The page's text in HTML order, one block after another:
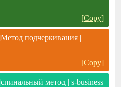
[Copy]
подчеркивания |
[Copy]
метод | s-business